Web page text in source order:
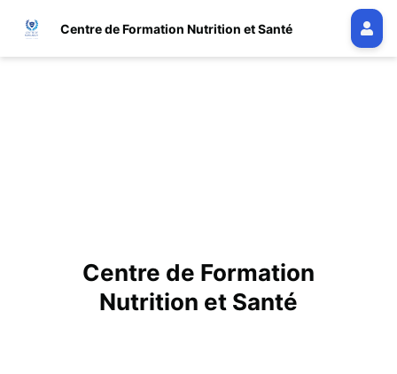
Centre de Formation Nutrition et Santé
Centre de Formation
Nutrition et Santé